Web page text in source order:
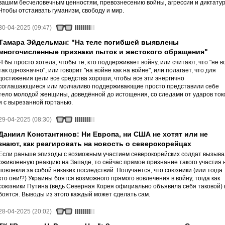
бесчеловечным ценностям, превознесению войны, агрессии и
отстаивать гуманизм, свободу и мир.
04-2025 (09:47)
Эйдельман: "На теле погибшей выявлены
признаки пыток и жестокого обращения"
бы просто хотела, чтобы те, кто поддерживает войну, или считают, что "не
однозначно", или говорит "на войне как на войне", или полагает, что для
цели все средства хороши, чтобы все эти энергично
или молчаливо поддерживающие просто представили себе
молодой женщины, доведённой до истощения, со следами от ударов
с вырезанной гортанью.
04-2025 (08:30)
Константинов: Ни Европа, ни США не хотят или не
как реагировать на новость о северокорейцах
раньше эпизоды с возможным участием северокорейских солдат
реакцию на Западе, то сейчас прямое признание такого участия
за собой никаких последствий. Получается, что союзники (или тогда
они!?) Украины боятся возможного прямого вовлечения в войну, тогда как
Путина (ведь Северная Корея официально объявила себя таковой)
Выводы из этого каждый может сделать сам.
04-2025 (20:02)